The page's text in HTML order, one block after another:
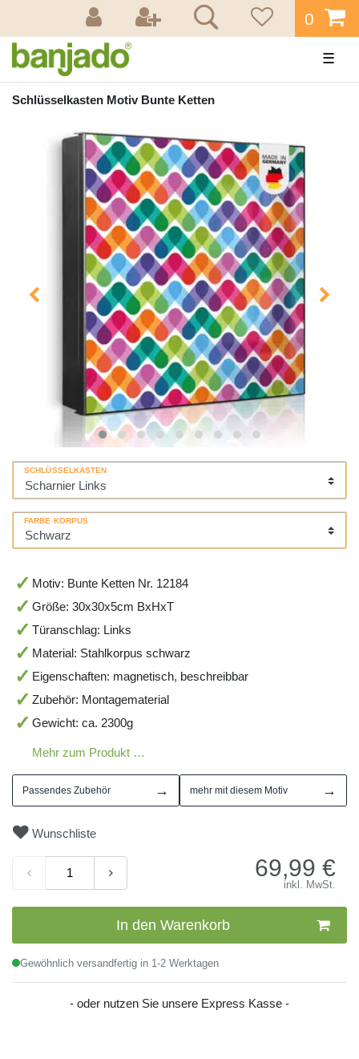
0
☰
Schlüsselkasten Motiv Bunte Ketten
SCHLÜSSELKASTEN
FARBE KORPUS
Motiv: Bunte Ketten Nr. 12184
Größe: 30x30x5cm BxHxT
Türanschlag: Links
Material: Stahlkorpus schwarz
Eigenschaften: magnetisch, beschreibbar
Zubehör: Montagematerial
Gewicht: ca. 2300g
Mehr zum Produkt …
Passendes Zubehör → mehr mit diesem Motiv →
Wunschliste
69,99 €
inkl. MwSt.
In den Warenkorb
Gewöhnlich versandfertig in 1-2 Werktagen
- oder nutzen Sie unsere Express Kasse -